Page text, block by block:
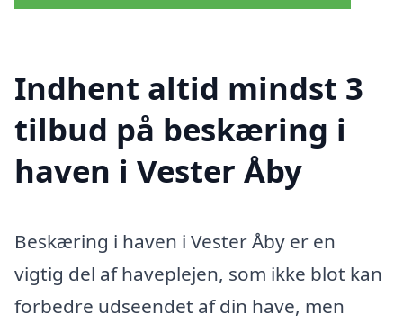
Indhent altid mindst 3
tilbud på beskæring i
haven i Vester Åby
Beskæring i haven i Vester Åby er en
vigtig del af haveplejen, som ikke blot kan
forbedre udseendet af din have, men